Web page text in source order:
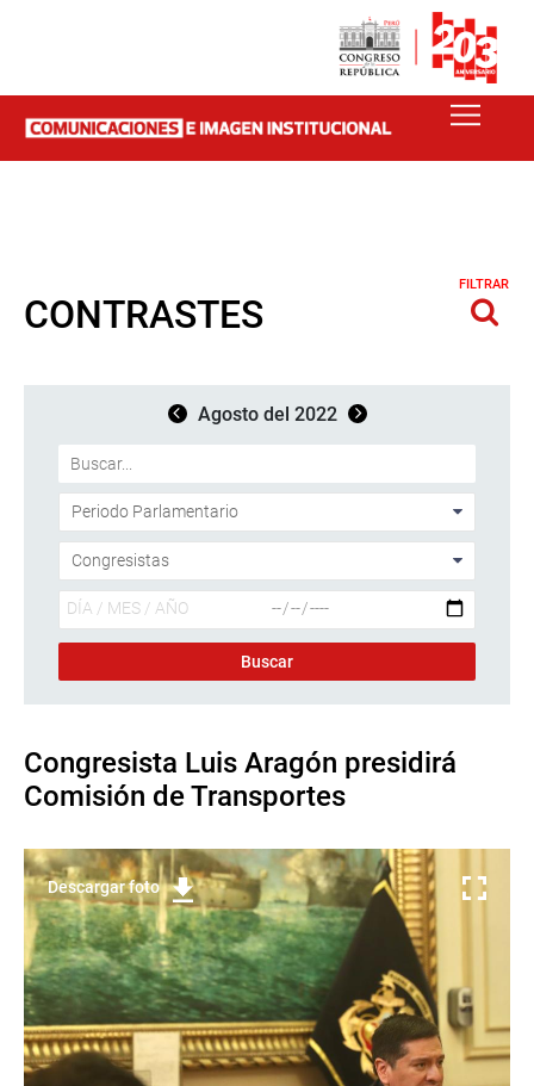
CONTRASTES
FILTRAR
Agosto del 2022
Congresista Luis Aragón presidirá
Comisión de Transportes
Descargar foto